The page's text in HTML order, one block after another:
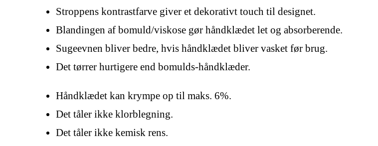
Stroppens kontrastfarve giver et dekorativt touch til designet.
Blandingen af bomuld/viskose gør håndklædet let og absorberende.
Sugeevnen bliver bedre, hvis håndklædet bliver vasket før brug.
Det tørrer hurtigere end bomulds-håndklæder.
Håndklædet kan krympe op til maks. 6%.
Det tåler ikke klorblegning.
Det tåler ikke kemisk rens.